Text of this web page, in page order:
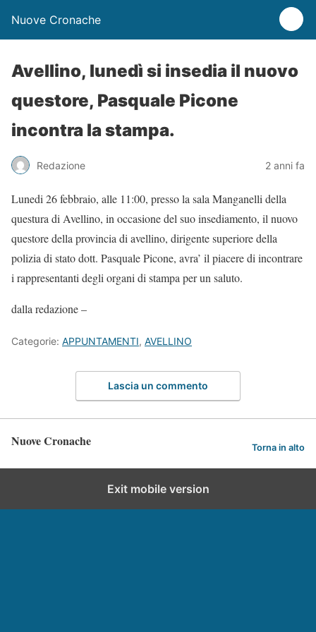
Nuove Cronache
Avellino, lunedì si insedia il nuovo
questore, Pasquale Picone
incontra la stampa.
Redazione 2 anni fa
Lunedi 26 febbraio, alle 11:00, presso la sala Manganelli della
questura di Avellino, in occasione del suo insediamento, il nuovo
questore della provincia di avellino, dirigente superiore della
polizia di stato dott. Pasquale Picone, avra’ il piacere di incontrare
i rappresentanti degli organi di stampa per un saluto.
dalla redazione –
Categorie: APPUNTAMENTI, AVELLINO
Lascia un commento
Nuove Cronache Torna in alto
Exit mobile version